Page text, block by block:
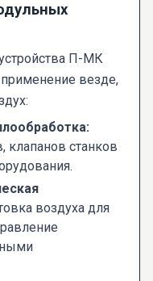
П-МК
применение везде,
клапанов станков
воздуха для